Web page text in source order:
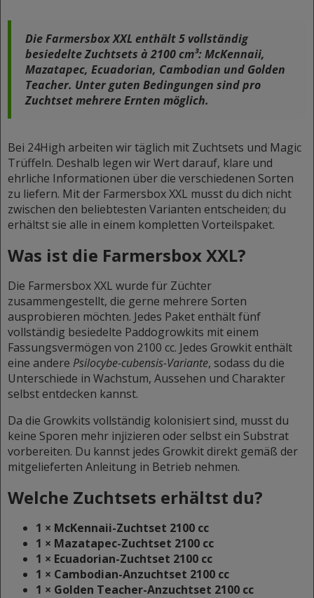
Die Farmersbox XXL enthält 5 vollständig
besiedelte Zuchtsets à 2100 cm³: McKennaii,
Mazatapec, Ecuadorian, Cambodian und Golden
Teacher. Unter guten Bedingungen sind pro
Zuchtset mehrere Ernten möglich.
Bei 24High arbeiten wir täglich mit Zuchtsets und Magic
Trüffeln. Deshalb legen wir Wert darauf, klare und
ehrliche Informationen über die verschiedenen Sorten
zu liefern. Mit der Farmersbox XXL musst du dich nicht
zwischen den beliebtesten Varianten entscheiden; du
erhältst sie alle in einem kompletten Vorteilspaket.
Was ist die Farmersbox XXL?
Die Farmersbox XXL wurde für Züchter
zusammengestellt, die gerne mehrere Sorten
ausprobieren möchten. Jedes Paket enthält fünf
vollständig besiedelte Paddogrowkits mit einem
Fassungsvermögen von 2100 cc. Jedes Growkit enthält
eine andere Psilocybe-cubensis-Variante, sodass du die
Unterschiede in Wachstum, Aussehen und Charakter
selbst entdecken kannst.
Da die Growkits vollständig kolonisiert sind, musst du
keine Sporen mehr injizieren oder selbst ein Substrat
vorbereiten. Du kannst jedes Growkit direkt gemäß der
mitgelieferten Anleitung in Betrieb nehmen.
Welche Zuchtsets erhältst du?
1 × McKennaii-Zuchtset 2100 cc
1 × Mazatapec-Zuchtset 2100 cc
1 × Ecuadorian-Zuchtset 2100 cc
1 × Cambodian-Anzuchtset 2100 cc
1 × Golden Teacher-Anzuchtset 2100 cc